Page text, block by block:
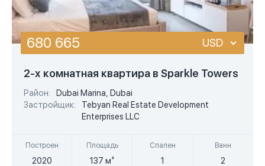
2-х комнатная квартира в Sparkle Towers
Район:
Dubai Marina, Dubai
Застройщик:
Tebyan Real Estate Development
Enterprises LLC
Построен
2020
Площадь
137 м²
Спален
1
Ванн
2
680 665 USD